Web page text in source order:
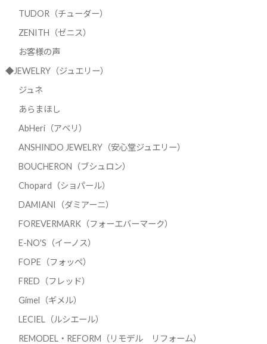
TUDOR（チューダー）
ZENITH（ゼニス）
お客様の声
◆JEWELRY（ジュエリー）
ジュネ
あらまほし
AbHeri（アベリ）
ANSHINDO JEWELRY（安心堂ジュエリー）
BOUCHERON（ブシュロン）
Chopard（ショパール）
DAMIANI（ダミアーニ）
FOREVERMARK（フォーエバーマーク）
E-NO'S（イーノス）
FOPE（フォッペ）
FRED（フレッド）
Gimel（ギメル）
LECIEL（ルシエール）
REMODEL・REFORM（リモデル リフォーム）